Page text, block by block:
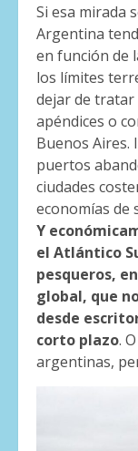
Si esa mirada
Argentina
en función de
los límites
dejar de tratar
apéndices o
Buenos Aires.
puertos
ciudades
economías de
Y
el Atlántico
pesqueros,
global, que
desde
corto plazo.
argentinas,